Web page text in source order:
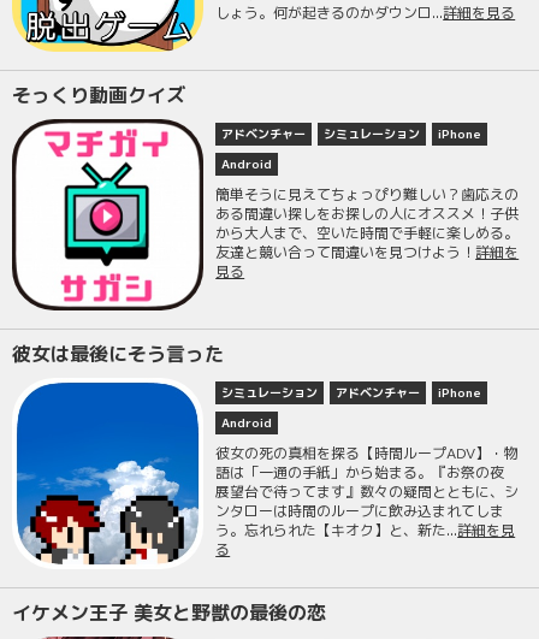
しょう。何が起きるのかダウンロ...詳細を見る
そっくり動画クイズ
アドベンチャー シミュレーション
iPhone
Android
簡単そうに見えてちょっぴり難しい？歯応えの
ある間違い探しをお探しの人にオススメ！子供
から大人まで、空いた時間で手軽に楽しめる。
友達と競い合って間違いを見つけよう！詳細を
見る
彼女は最後にそう言った
シミュレーション アドベンチャー
iPhone
Android
彼女の死の真相を探る【時間ループADV】・物
語は「一通の手紙」から始まる。『お祭の夜
展望台で待ってます』数々の疑問とともに、シ
ンタローは時間のループに飲み込まれてしま
う。忘れられた【キオク】と、新た...詳細を見
る
イケメン王子 美女と野獣の最後の恋